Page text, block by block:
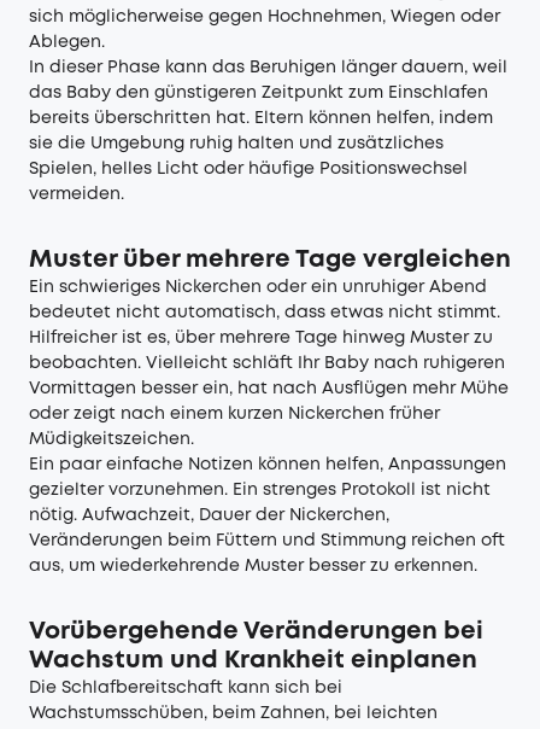
sich möglicherweise gegen Hochnehmen, Wiegen oder
Ablegen.
In dieser Phase kann das Beruhigen länger dauern, weil
das Baby den günstigeren Zeitpunkt zum Einschlafen
bereits überschritten hat. Eltern können helfen, indem
sie die Umgebung ruhig halten und zusätzliches
Spielen, helles Licht oder häufige Positionswechsel
vermeiden.
Muster über mehrere Tage vergleichen
Ein schwieriges Nickerchen oder ein unruhiger Abend
bedeutet nicht automatisch, dass etwas nicht stimmt.
Hilfreicher ist es, über mehrere Tage hinweg Muster zu
beobachten. Vielleicht schläft Ihr Baby nach ruhigeren
Vormittagen besser ein, hat nach Ausflügen mehr Mühe
oder zeigt nach einem kurzen Nickerchen früher
Müdigkeitszeichen.
Ein paar einfache Notizen können helfen, Anpassungen
gezielter vorzunehmen. Ein strenges Protokoll ist nicht
nötig. Aufwachzeit, Dauer der Nickerchen,
Veränderungen beim Füttern und Stimmung reichen oft
aus, um wiederkehrende Muster besser zu erkennen.
Vorübergehende Veränderungen bei
Wachstum und Krankheit einplanen
Die Schlafbereitschaft kann sich bei
Wachstumsschüben, beim Zahnen, bei leichten